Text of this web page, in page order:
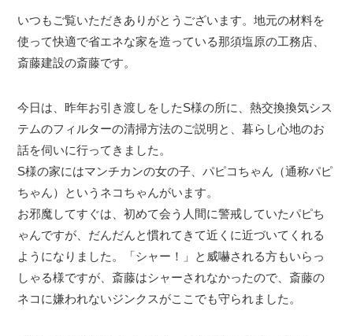
いつもご覧いただきありがとうございます。地元の材料を
使って快適で省エネな家を造っている那須塩原の工務店、
斎藤建設の斎藤です。
今日は、昨年お引き渡しをしたS様の所に、熱交換換気シス
テムのフィルターの清掃方法のご説明と、暮らし心地のお
話を伺いに行ってきました。
S様の家にはマンチカンの女の子、パピコちゃん（通称パピ
ちゃん）というネコちゃんがいます。
お邪魔してすぐは、初めて会う人間に警戒していたパピち
ゃんですが、だんだんと慣れてきて近くに近づいてくれる
ようになりました。「シャー！」と威嚇される方もいらっ
しゃる様ですが、斎藤はシャーされなかったので、斎藤の
ネコに嫌われないジンクスがここでも守られました。